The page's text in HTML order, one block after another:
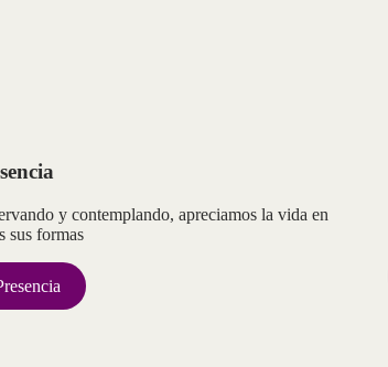
y contemplando, apreciamos la vida en
sus formas